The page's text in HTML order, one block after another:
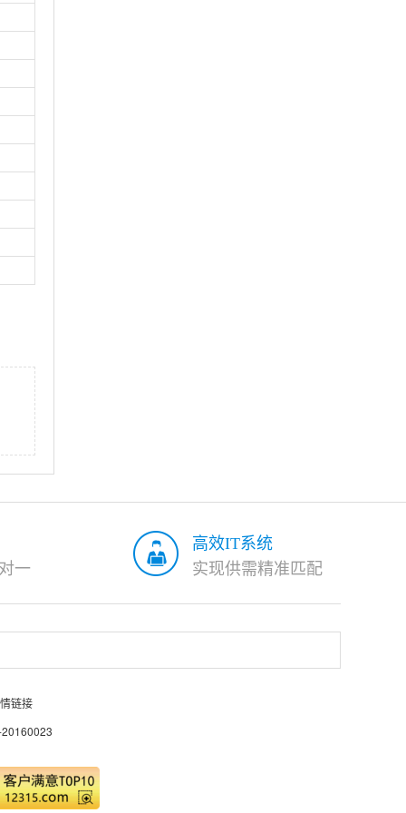
一
高效IT系统
实现供需精准匹配
链接